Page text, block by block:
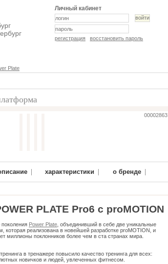
Личный кабинет
регистрация восстановить пароль
Plate
00002863
| характеристики | о бренде |
PLATE Pro6 c proMOTION
поколения Power Plate , объединивший в себе две уникальные
которая реализована в новейшей разработке proMOTION, и
миллионы поклонников более чем в ста странах мира.
в тренажере повысило качество тренинга для всех:
новичков и людей, увлеченных фитнесом.